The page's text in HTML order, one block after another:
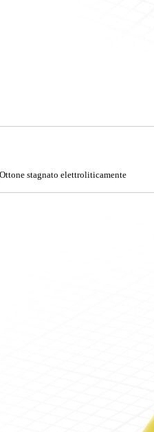
Ottone stagnato elettroliticamente